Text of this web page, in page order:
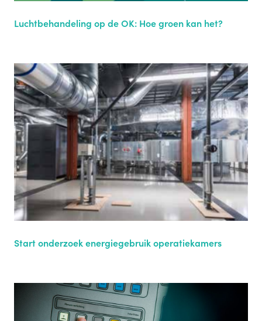
Luchtbehandeling op de OK: Hoe groen kan het?
Start onderzoek energiegebruik operatiekamers